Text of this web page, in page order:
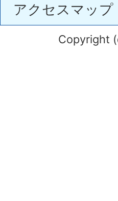
アクセスマップ
Copyright